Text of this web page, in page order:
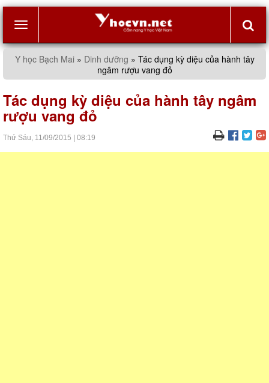
Y học Bạch Mai» Dinh dưỡng » Tác dụng kỳ diệu của hành tây
ngâm rượu vang đỏ
Tác dụng kỳ diệu của hành tây ngâm
rượu vang đỏ
Thứ Sáu, 11/09/2015 08:19